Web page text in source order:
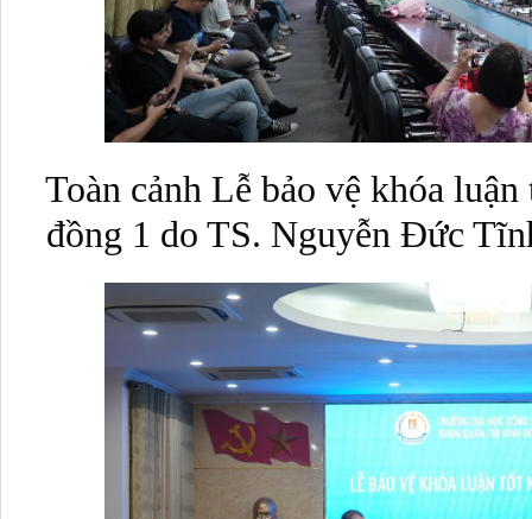
Toàn cảnh Lễ bảo vệ khóa
đồng 1 do TS. Nguyễn Đức